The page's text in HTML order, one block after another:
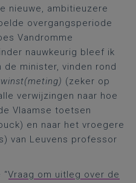
nieuwe, ambitieuzere
overgangsperiode
Vandromme
nauwkeurig bleef ik
de minister, vinden rond
(zeker op
verwijzingen naar hoe
Vlaamse toetsen
en naar het vroegere
van Leuvens professor
Vraag om uitleg over de